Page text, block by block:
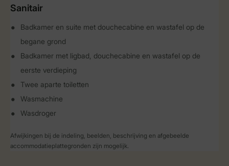
Sanitair
Badkamer en suite met douchecabine en wastafel op de
begane grond
Badkamer met ligbad, douchecabine en wastafel op de
eerste verdieping
Twee aparte toiletten
Wasmachine
Wasdroger
Afwijkingen bij de indeling, beelden, beschrijving en afgebeelde
accommodatieplattegronden zijn mogelijk.